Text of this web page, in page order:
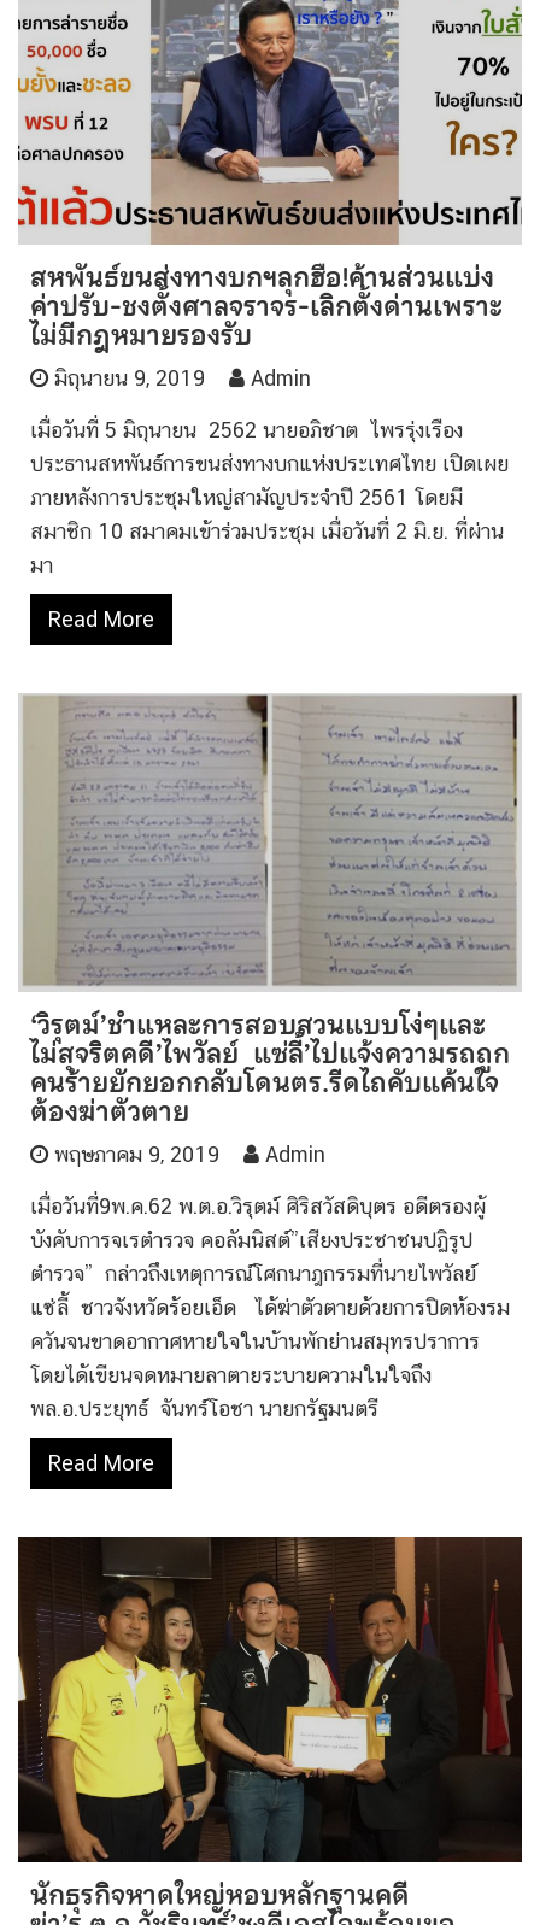
สหพันธ์ขนส่งทางบกฯลุกฮือ!ค้านส่วนแบ่ง
ค่าปรับ-ชงตั้งศาลจราจร-เลิกตั้งด่านเพราะ
ไม่มีกฎหมายรองรับ
มิถุนายน 9, 2019 Admin
เมื่อวันที่ 5 มิถุนายน 2562 นายอภิชาต ไพรรุ่งเรือง
ประธานสหพันธ์การขนส่งทางบกแห่งประเทศไทย เปิดเผย
ภายหลังการประชุมใหญ่สามัญประจำปี 2561 โดยมี
สมาชิก 10 สมาคมเข้าร่วมประชุม เมื่อวันที่ 2 มิ.ย. ที่ผ่าน
มา
Read More
‘วิรุตม์’ชำแหละการสอบสวนแบบโง่ๆและ
ไม่สุจริตคดี’ไพวัลย์ แซ่ลี้’ไปแจ้งความรถถูก
คนร้ายยักยอกกลับโดนตร.รีดไถคับแค้นใจ
ต้องฆ่าตัวตาย
พฤษภาคม 9, 2019 Admin
เมื่อวันที่9พ.ค.62 พ.ต.อ.วิรุตม์ ศิริสวัสดิบุตร อดีตรองผู้
บังคับการจเรตำรวจ คอลัมนิสต์”เสียงประชาชนปฏิรูป
ตำรวจ” กล่าวถึงเหตุการณ์โศกนาฎกรรมที่นายไพวัลย์
แซ่ลี้ ชาวจังหวัดร้อยเอ็ด ได้ฆ่าตัวตายด้วยการปิดห้องรม
ควันจนขาดอากาศหายใจในบ้านพักย่านสมุทรปราการ
โดยได้เขียนจดหมายลาตายระบายความในใจถึง
พล.อ.ประยุทธ์ จันทร์โอชา นายกรัฐมนตรี
Read More
นักธุรกิจหาดใหญ่หอบหลักฐานคดี